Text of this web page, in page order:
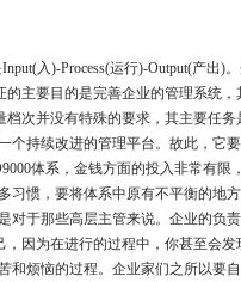
入)-Process(运行)-Output(产出)
主要目的是完善企业的管理系统，
次并没有特殊的要求，其主要任务
个持续改进的管理平台。故此，它
体系，金钱方面的投入非常有限
习惯，要将体系中原有不平衡的地方
对于那些高层主管来说。企业的负
因为在进行的过程中，你甚至会发
和烦恼的过程。企业家们之所以要